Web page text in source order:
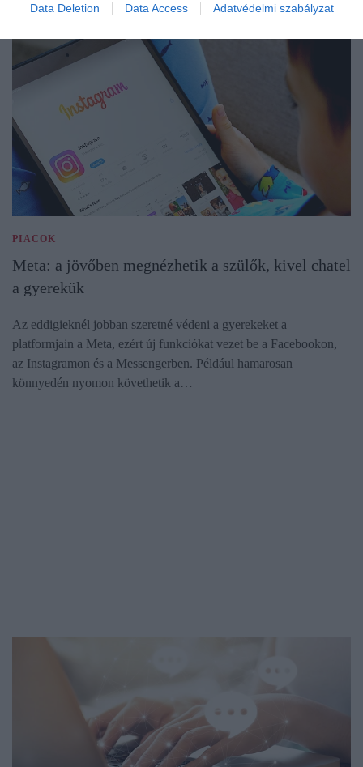
Data Deletion Data Access Adatvédelmi szabályzat
PIACOK
Meta: a jövőben megnézhetik a szülők, kivel chatel
a gyerekük
Az eddigieknél jobban szeretné védeni a gyerekeket a
platformjain a Meta, ezért új funkciókat vezet be a Facebookon,
az Instagramon és a Messengerben. Például hamarosan
könnyedén nyomon követhetik a…